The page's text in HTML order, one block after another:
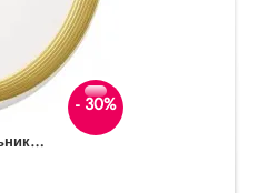
- 30%
Н
астенно-потолочный светильник Tofiq White 7650/DL